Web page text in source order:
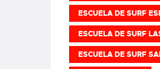
ESCUELA DE SURF
ESCUELA DE SURF
ESCUELA DE SURF